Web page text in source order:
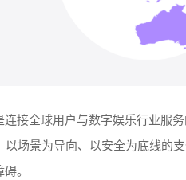
接全球用户与数字娱乐行业服务
场景为导向、以安全为底线的
。